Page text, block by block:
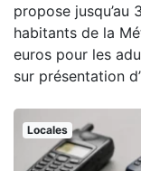
propose jusqu’au
habitants de la
euros pour les
sur présentation
Locales